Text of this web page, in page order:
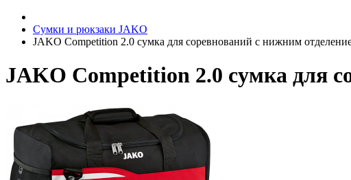
Сумки и рюкзаки JAKO
JAKO Competition 2.0 сумка для соревнований с нижним
JAKO Competition 2.0 сумка для